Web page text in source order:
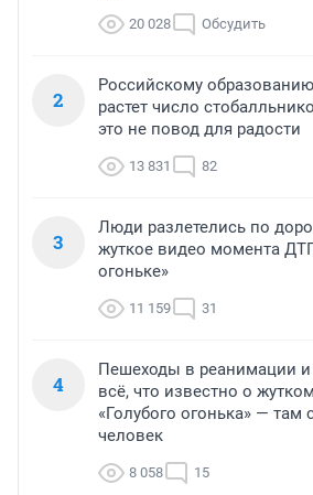
20 028 Обсудить
2
Российскому
растет число
это не повод для радости
13 831 82
3
Люди разлетелись по
жуткое видео момента
огоньке»
11 159 31
4
Пешеходы в реанимации и
всё, что известно о
«Голубого огонька» — там
человек
8 058 15